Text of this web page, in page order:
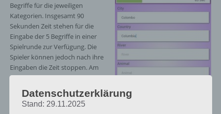
Begriffe für die jeweiligen
Kategorien. Insgesamt 90
Sekunden Zeit stehen für die
Eingabe der 5 Begriffe in einer
Spielrunde zur Verfügung. Die
Spieler können jedoch nach ihre
Eingaben die Zeit stoppen. Am
Ende jeder Runde werden die
Ergebnisse auf die Richtigkeit
und Einzigartigkeit hin
überprüft. Die Spieler
Datenschutzerklärung
Stand: 29.11.2025